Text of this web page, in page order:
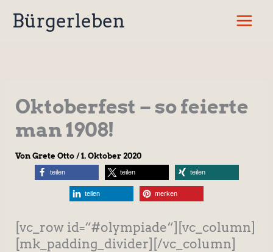
InhaltBürgerleben
Oktoberfest – so feierte
man 1908!
Von Grete Otto /1. Oktober 2020
teilen teilen teilen
teilen merken
[vc_row id=“#olympiade“][vc_column]
[mk_padding_divider][/vc_column]